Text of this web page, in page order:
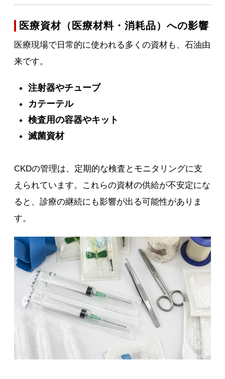
医療資材（医療材料・消耗品）への影響
医療現場で日常的に使われる多くの資材も、石油由
来です。
注射器やチューブ
カテーテル
検査用の容器やキット
滅菌資材
CKDの管理は、定期的な検査とモニタリングに支
えられています。これらの資材の供給が不安定にな
ると、診療の継続にも影響が出る可能性がありま
す。